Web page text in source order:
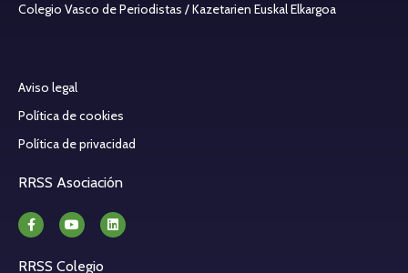
Colegio Vasco de Periodistas / Kazetarien Euskal Elkargoa
Aviso legal
Política de cookies
Política de privacidad
RRSS Asociación
RRSS Colegio